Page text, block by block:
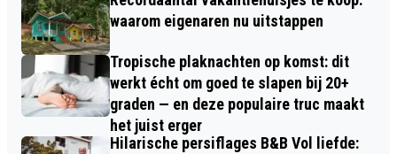
waarom eigenaren nu uitstappen
Tropische plaknachten op komst: dit
werkt écht om goed te slapen bij 20+
graden — en deze populaire truc maakt
het juist erger
Hilarische persiflages B&B Vol liefde: